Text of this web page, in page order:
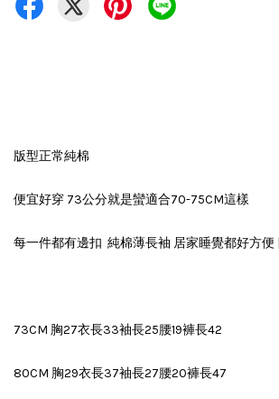
版型正常純棉
便宜好穿 73公分就是蠻適合70-75CM這樣
每一件都有邊扣 純棉薄長袖 居家睡覺都好方便
73CM 胸27衣長33袖長25腰19褲長42
80CM 胸29衣長37袖長27腰20褲長47